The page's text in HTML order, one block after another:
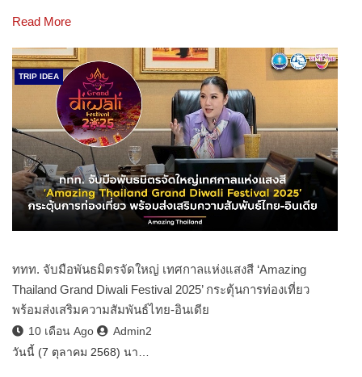
Read More
TRIP IDEA
ททท. จับมือพันธมิตรจัดใหญ่ เทศกาลแห่งแสงสี ‘Amazing
Thailand Grand Diwali Festival 2025’ กระตุ้นการท่องเที่ยว
พร้อมส่งเสริมความสัมพันธ์ไทย-อินเดีย
10 เดือน Ago
Admin2
วันนี้ (7 ตุลาคม 2568) นา…